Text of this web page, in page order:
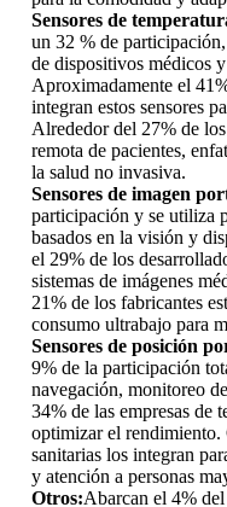
Sensores de
un 32 % de
de dispositivos médicos
Aproximadamente el
integran estos sensores
Alrededor del 27% de
remota de pacientes,
la salud no invasiva.
Sensores de imagen
participación y se utiliza
basados ​​en la visión y
el 29% de los
sistemas de imágenes
21% de los fabricantes
consumo ultrabajo para
Sensores de posición
9% de la participación
navegación, monitoreo
34% de las empresas de
optimizar el rendimiento.
sanitarias los integran
y atención a personas
Otros:Abarcan el 4%